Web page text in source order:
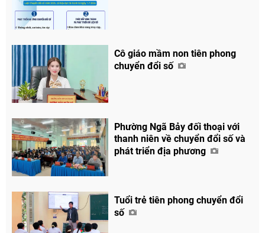
Chia sẻ
Cô giáo mầm non tiên phong
chuyển đổi số
Phường Ngã Bảy đối thoại với
thanh niên về chuyển đổi số và
phát triển địa phương
Tuổi trẻ tiên phong chuyển đổi
số